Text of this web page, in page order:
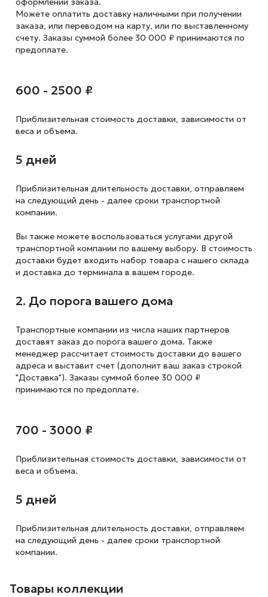
Можете оплатить доставку наличными при получении
заказа, или переводом на карту, или по выставленному
счету. Заказы суммой более 30 000 ₽ принимаются по
предоплате.
600 - 2500 ₽
Приблизительная стоимость доставки, зависимости от
веса и объема.
5 дней
Приблизительная длительность доставки, отправляем
на следующий день - далее сроки транспортной
компании.
Вы также можете воспользоваться услугами другой
транспортной компании по вашему выбору. В стоимость
доставки будет входить набор товара с нашего склада
и доставка до терминала в вашем городе.
2. До порога вашего дома
Транспортные компании из числа наших партнеров
доставят заказ до порога вашего дома. Также
менеджер рассчитает стоимость доставки до вашего
адреса и выставит счет (дополнит ваш заказ строкой
"Доставка"). Заказы суммой более 30 000 ₽
принимаются по предоплате.
700 - 3000 ₽
Приблизительная стоимость доставки, зависимости от
веса и объема.
5 дней
Приблизительная длительность доставки, отправляем
на следующий день - далее сроки транспортной
компании.
Товары коллекции